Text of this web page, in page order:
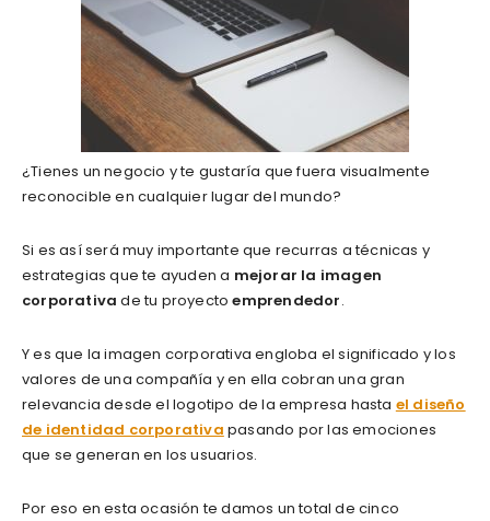
¿Tienes un negocio y te gustaría que fuera visualmente
reconocible en cualquier lugar del mundo?
Si es así será muy importante que recurras a técnicas y
estrategias que te ayuden a mejorar la imagen
corporativa de tu proyectoemprendedor.
Y es que la imagen corporativa engloba el significado y los
valores de una compañía y en ella cobran una gran
relevancia desde el logotipo de la empresa hasta el diseño
de identidad corporativa pasando por las emociones
que se generan en los usuarios.
Por eso en esta ocasión te damos un total de cinco